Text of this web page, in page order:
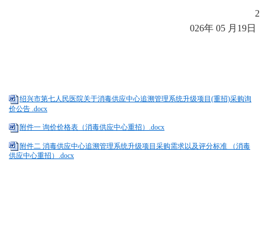
2
026年 05 月 19日
绍兴市第七人民医院关于消毒供应中心追溯管理系统升级项目(重招)采购询
价公告 .docx
附件一 询价价格表（消毒供应中心重招）.docx
附件二 消毒供应中心追溯管理系统升级项目采购需求以及评分标准 （消毒
供应中心重招）.docx